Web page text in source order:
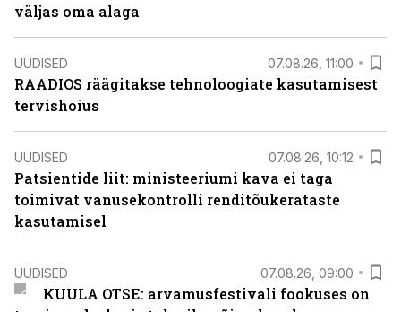
väljas oma alaga
UUDISED 07.08.26, 11:00
RAADIOS räägitakse tehnoloogiate kasutamisest
tervishoius
UUDISED 07.08.26, 10:12
Patsientide liit: ministeeriumi kava ei taga
toimivat vanusekontrolli renditõukerataste
kasutamisel
UUDISED 07.08.26, 09:00
KUULA OTSE: arvamusfestivali fookuses on